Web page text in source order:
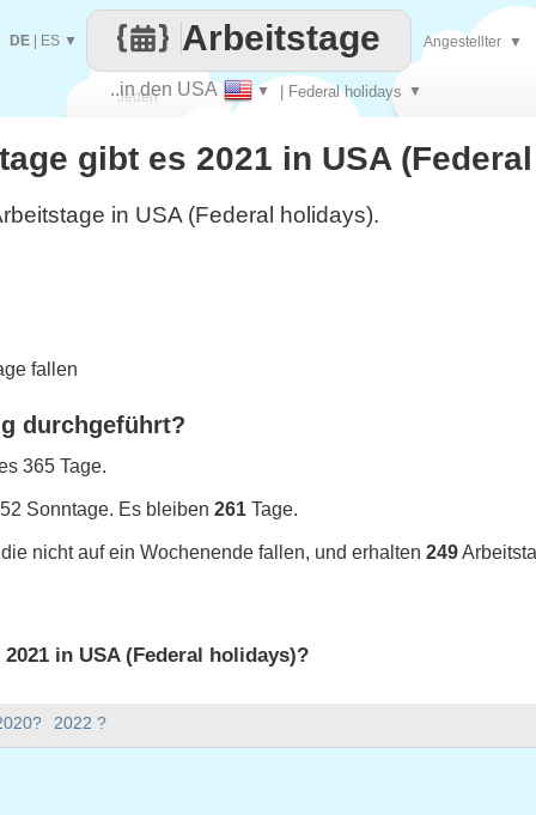
Jeden
Tag
..in den USA ▼ | Federal holidays ▼
Arbeitstage
DE ES ▼ Angestellter ▼
2022 ?
gibt es 2021 in USA
in USA (Federal holidays).
fallen
durchgeführt?
365 Tage.
Sonntage. Es bleiben 261 Tage.
nicht auf ein Wochenende fallen, und erhalten 249
in USA (Federal holidays)?